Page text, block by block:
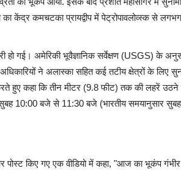
कमचटका प्रायद्वीप में पेट्रोपावलोव्स्क से लगभग
हो गई। अमेरिकी भूवैज्ञानिक सर्वेक्षण (USGS) के
ने अलास्का सहित कई तटीय क्षेत्रों के लिए
हुए कहा कि तीन मीटर (9.8 फीट) तक की लहरें
सुबह 10:00 बजे से 11:30 बजे (भारतीय समयानुसार
पोस्ट किए गए एक वीडियो में कहा, "आज का भूकंप